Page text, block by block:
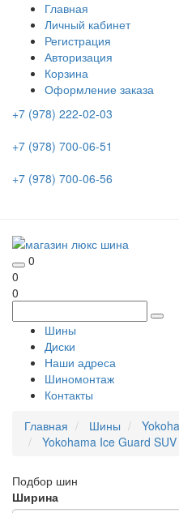
Главная
Личный кабинет
Регистрация
Авторизация
Корзина
Оформление заказа
+7 (978) 222-02-03
+7 (978) 700-06-51
+7 (978) 700-06-56
0
0
0
Шины
Диски
Наши адреса
Шиномонтаж
Контакты
Главная
Шины
Yokohama Ice Guard
Подбор шин
Ширина